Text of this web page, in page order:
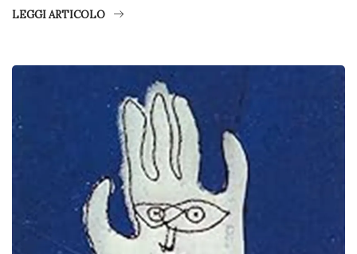
LEGGI ARTICOLO